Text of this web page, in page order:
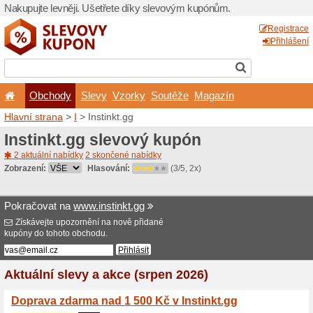
Nakupujte levněji.
Obchody
Hlavní strana>I>